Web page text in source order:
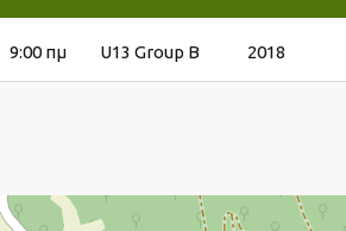
9:00 πμ U13 Group B 2018